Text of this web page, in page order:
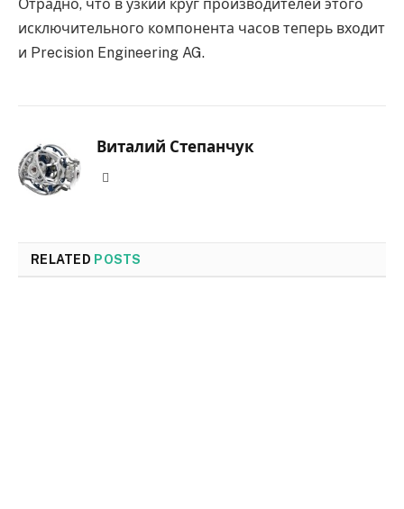
Отрадно, что в узкий круг производителей этого
исключительного компонента часов теперь входит
и Precision Engineering AG.
Виталий Степанчук
RELATED POSTS